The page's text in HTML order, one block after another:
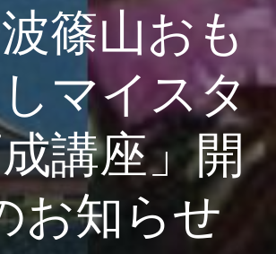
プ
波篠山おも
マイスタ
講座」開
お知らせ